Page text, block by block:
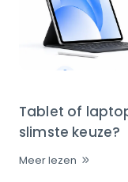
Tablet of
slimste keuze?
Meer lezen